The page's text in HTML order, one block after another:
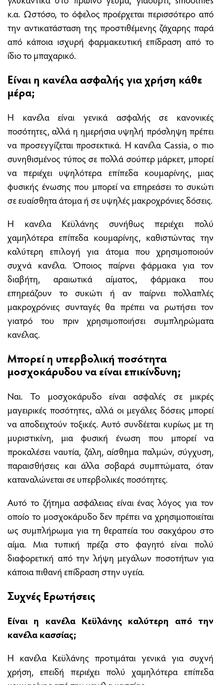
κ.α. Ωστόσο, το όφελος προέρχεται περισσότερο από
την αντικατάσταση της προστιθέμενης ζάχαρης παρά
από κάποια ισχυρή φαρμακευτική επίδραση από το
ίδιο το μπαχαρικό.
Είναι η κανέλα ασφαλής για χρήση κάθε
μέρα;
Η κανέλα είναι γενικά ασφαλής σε κανονικές
ποσότητες, αλλά η ημερήσια υψηλή πρόσληψη πρέπει
να προσεγγίζεται προσεκτικά. Η κανέλα Cassia, ο πιο
συνηθισμένος τύπος σε πολλά σούπερ μάρκετ, μπορεί
να περιέχει υψηλότερα επίπεδα κουμαρίνης, μιας
φυσικής ένωσης που μπορεί να επηρεάσει το συκώτι
σε ευαίσθητα άτομα ή σε υψηλές μακροχρόνιες δόσεις.
Η κανέλα Κεϋλάνης συνήθως περιέχει πολύ
χαμηλότερα επίπεδα κουμαρίνης, καθιστώντας την
καλύτερη επιλογή για άτομα που χρησιμοποιούν
συχνά κανέλα. Όποιος παίρνει φάρμακα για τον
διαβήτη, αραιωτικά αίματος, φάρμακα που
επηρεάζουν το συκώτι ή αν παίρνει πολλαπλές
μακροχρόνιες συνταγές θα πρέπει να ρωτήσει τον
γιατρό του πριν χρησιμοποιήσει συμπληρώματα
κανέλας.
Μπορεί η υπερβολική ποσότητα
μοσχοκάρυδου να είναι επικίνδυνη;
Ναι. Το μοσχοκάρυδο είναι ασφαλές σε μικρές
μαγειρικές ποσότητες, αλλά οι μεγάλες δόσεις μπορεί
να αποδειχτούν τοξικές. Αυτό συνδέεται κυρίως με τη
μυριστικίνη, μια φυσική ένωση που μπορεί να
προκαλέσει ναυτία, ζάλη, αίσθημα παλμών, σύγχυση,
παραισθήσεις και άλλα σοβαρά συμπτώματα, όταν
καταναλώνεται σε υπερβολικές ποσότητες.
Αυτό το ζήτημα ασφάλειας είναι ένας λόγος για τον
οποίο το μοσχοκάρυδο δεν πρέπει να χρησιμοποιείται
ως συμπλήρωμα για τη θεραπεία του σακχάρου στο
αίμα. Μια τυπική πρέζα στο φαγητό είναι πολύ
διαφορετική από την λήψη μεγάλων ποσοτήτων για
κάποια πιθανή επίδραση στην υγεία.
Συχνές Ερωτήσεις
Είναι η κανέλα Κεϋλάνης καλύτερη από την
κανέλα κασσίας;
Η κανέλα Κεϋλάνης προτιμάται γενικά για συχνή
χρήση, επειδή περιέχει πολύ χαμηλότερα επίπεδα